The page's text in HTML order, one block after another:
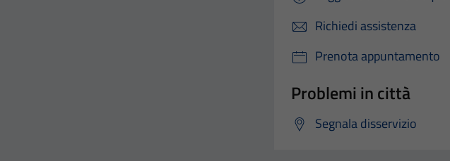
Richiedi assistenza
Prenota appuntamento
Problemi in città
Segnala disservizio